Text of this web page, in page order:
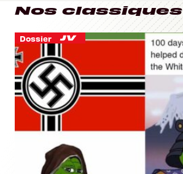
Nos classiques
Dossier